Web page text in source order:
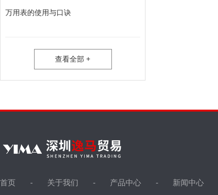
万用表的使用与口诀
查看全部 +
首页 关于我们 产品中心 新闻中心